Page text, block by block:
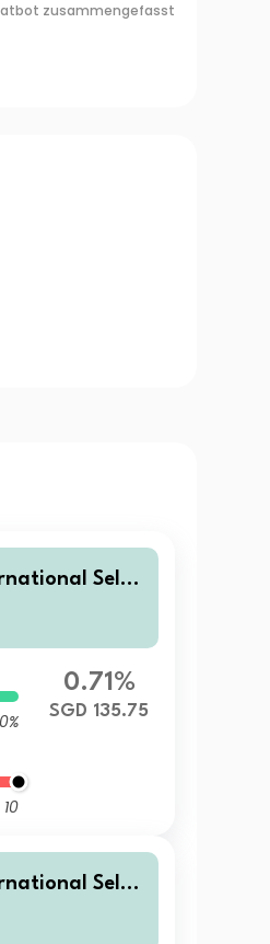
zusammengefasst
Selec
Target Ret
10
0.71%
SGD 135.75
Selec
Target Ret